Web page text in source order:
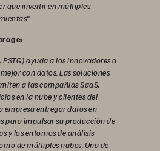
que invertir en múltiples
PSTG) ayuda a los innovadores a
con datos. Las soluciones
a las compañías SaaS,
en la nube y clientes del
empresa entregar datos en
para impulsar su producción de
y los entornos de análisis
de múltiples nubes. Una de